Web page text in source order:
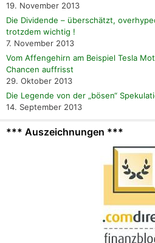
19. November 2013
Die Dividende – überschätzt,
trotzdem wichtig !
7. November 2013
Vom Affengehirn am Beispiel Tesla
Chancen auffrisst
29. Oktober 2013
Die Legende von der „bösen“
14. September 2013
*** Auszeichnungen ***